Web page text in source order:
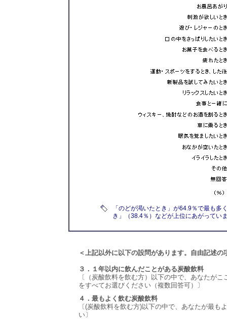
「のどが渇いたとき」が64.9％で最も
き」（38.4％）などが上位にあがってい
＜上記以外に以下の設問があります。自由記述の
３．１年以内に飲んだことがある炭酸飲料
〔（炭酸飲料を飲む方）以下の中で、あなたが
をすべてお選びください（複数回答可）〕
４．最もよく飲む炭酸飲料
〔(炭酸飲料を飲む方)以下の中で、あなたが最
い〕